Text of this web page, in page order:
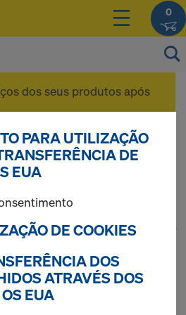
0
dos seus produtos após
PARA UTILIZAÇÃO
DE
EUA
DE COOKIES
DOS
ATRAVÉS DOS
EUA